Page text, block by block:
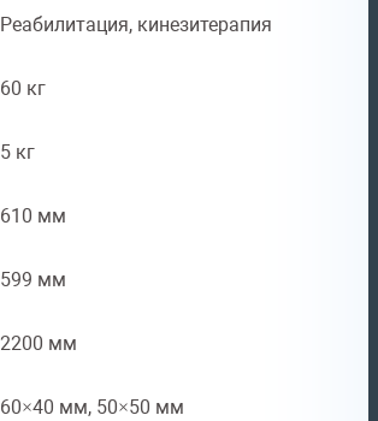
Реабилитация, кинезитерапия
60 кг
5 кг
610 мм
599 мм
2200 мм
60×40 мм, 50×50 мм